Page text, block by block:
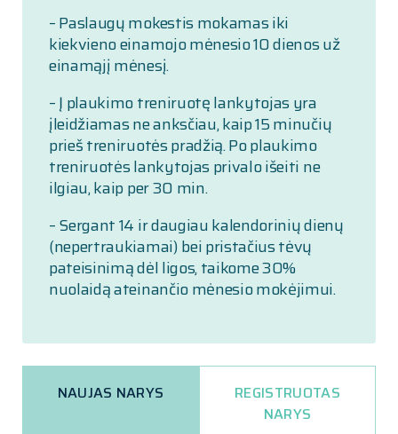
NAUJAS NARYS
REGISTRUOTAS
NARYS
– Paslaugų mokestis mokamas iki
kiekvieno einamojo mėnesio 10 dienos už
einamąjį mėnesį.
– Į plaukimo treniruotę lankytojas yra
įleidžiamas ne anksčiau, kaip 15 minučių
prieš treniruotės pradžią. Po plaukimo
treniruotės lankytojas privalo išeiti ne
ilgiau, kaip per 30 min.
– Sergant 14 ir daugiau kalendorinių dienų
(nepertraukiamai) bei pristačius tėvų
pateisinimą dėl ligos, taikome 30%
nuolaidą ateinančio mėnesio mokėjimui.